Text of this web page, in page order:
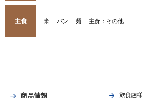
主食 米 パン 麺 主食：その他
商品情報
飲食店